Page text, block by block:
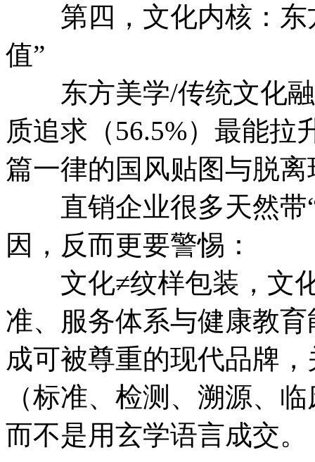
第四，文化内核：东
值”
东方美学/传统文化融
质追求（56.5%）最能拉
篇一律的国风贴图与脱
直销企业很多天然带“
因，反而更要警惕：
文化≠纹样包装，文化
准、服务体系与健康教
成可被尊重的现代品牌
（标准、检测、溯源、
而不是用玄学语言成交。